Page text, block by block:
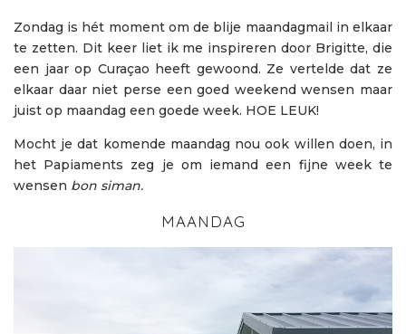
Zondag is hét moment om de blije maandagmail in elkaar
te zetten. Dit keer liet ik me inspireren door Brigitte, die
een jaar op Curaçao heeft gewoond. Ze vertelde dat ze
elkaar daar niet perse een goed weekend wensen maar
juist op maandag een goede week. HOE LEUK!
Mocht je dat komende maandag nou ook willen doen, in
het Papiaments zeg je om iemand een fijne week te
wensen bon siman.
MAANDAG